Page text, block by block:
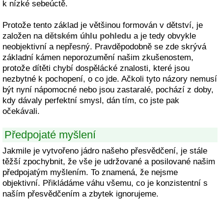
k nízké sebeúctě.
Protože tento základ je většinou formován v dětství, je
založen na dětském úhlu pohledu a je tedy obvykle
neobjektivní a nepřesný. Pravděpodobně se zde skrývá
základní kámen neporozumění našim zkušenostem,
protože dítěti chybí dospělácké znalosti, které jsou
nezbytné k pochopení, o co jde. Ačkoli tyto názory nemusí
být nyní nápomocné nebo jsou zastaralé, pochází z doby,
kdy dávaly perfektní smysl, dán tím, co jste pak
očekávali.
Předpojaté myšlení
Jakmile je vytvořeno jádro našeho přesvědčení, je stále
těžší zpochybnit, že vše je udržované a posilované našim
předpojatým myšlením. To znamená, že nejsme
objektivní. Přikládáme váhu všemu, co je konzistentní s
naším přesvědčením a zbytek ignorujeme.